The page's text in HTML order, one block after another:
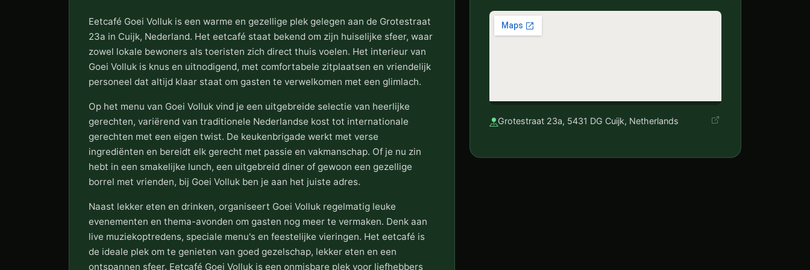
Eetcafé Goei Volluk is een warme en gezellige plek gelegen aan de Grotestraat
23a in Cuijk, Nederland. Het eetcafé staat bekend om zijn huiselijke sfeer, waar
zowel lokale bewoners als toeristen zich direct thuis voelen. Het interieur van
Goei Volluk is knus en uitnodigend, met comfortabele zitplaatsen en vriendelijk
personeel dat altijd klaar staat om gasten te verwelkomen met een glimlach.
Op het menu van Goei Volluk vind je een uitgebreide selectie van heerlijke
gerechten, variërend van traditionele Nederlandse kost tot internationale
gerechten met een eigen twist. De keukenbrigade werkt met verse
ingrediënten en bereidt elk gerecht met passie en vakmanschap. Of je nu zin
hebt in een smakelijke lunch, een uitgebreid diner of gewoon een gezellige
borrel met vrienden, bij Goei Volluk ben je aan het juiste adres.
Naast lekker eten en drinken, organiseert Goei Volluk regelmatig leuke
evenementen en thema-avonden om gasten nog meer te vermaken. Denk aan
live muziekoptredens, speciale menu's en feestelijke vieringen. Het eetcafé is
de ideale plek om te genieten van goed gezelschap, lekker eten en een
ontspannen sfeer. Eetcafé Goei Volluk is een onmisbare plek voor liefhebbers
Grotestraat 23a, 5431 DG Cuijk, Netherlands